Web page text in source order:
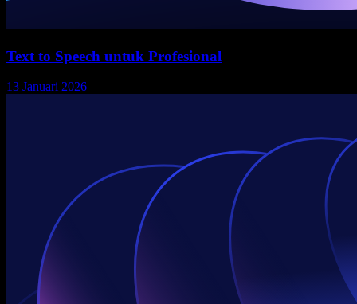
Text to Speech untuk Profesional
13 Januari 2026